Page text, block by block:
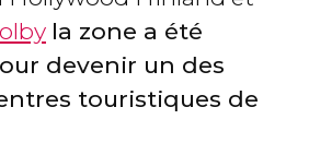
la zone a été
devenir un des
touristiques de